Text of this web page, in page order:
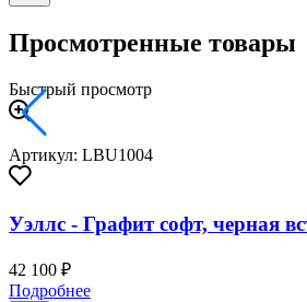
Просмотренные товары
Быстрый просмотр
Артикул: LBU1004
Уэллс - Графит софт, черная
42 100 ₽
Подробнее